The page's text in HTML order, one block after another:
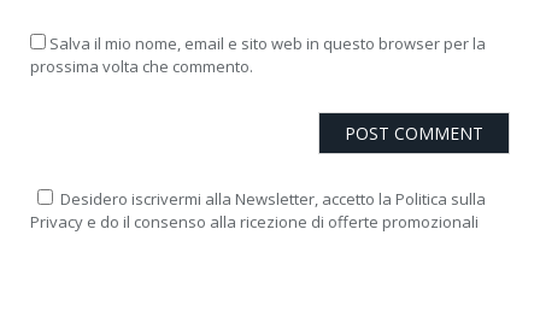
Salva il mio nome, email e sito web in questo browser per la
prossima volta che commento.
Desidero iscrivermi alla Newsletter, accetto la Politica sulla
Privacy e do il consenso alla ricezione di offerte promozionali